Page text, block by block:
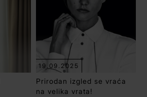
19.09.2025
Prirodan izgled se vraća
na velika vrata!